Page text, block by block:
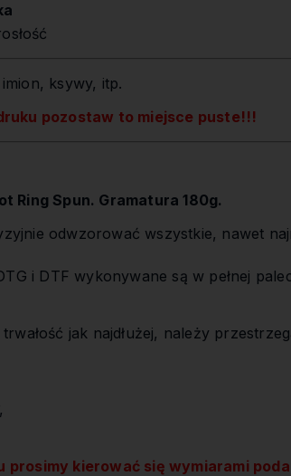
ksywy, itp.
pozostaw to miejsce puste!!!
Ring Spun. Gramatura 180g.
odwzorować wszystkie, nawet
i DTF wykonywane są w pełnej
jak najdłużej, należy
prosimy kierować się wymiarami